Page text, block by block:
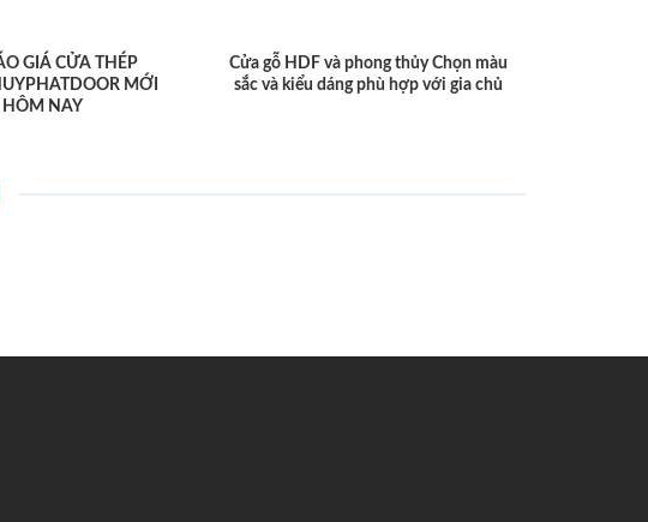
GIÁ CỬA THÉP
MỚI
HÔM NAY
Cửa gỗ HDF và phong thủy Chọn màu
sắc và kiểu dáng phù hợp với gia chủ